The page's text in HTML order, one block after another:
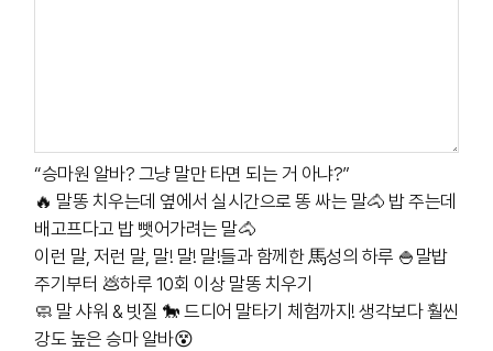
“승마원 알바? 그냥 말만 타면 되는 거 아냐?”
🔥 말똥 치우는데 옆에서 실시간으로 똥 싸는 말🐴 밥 주는데
배고프다고 밥 뺏어가려는 말🐴
이런 말, 저런 말, 말! 말! 말!들과 함께한 馬성의 하루 🍚말밥
주기부터 💩하루 10회 이상 말똥 치우기
🧼 말 샤워 & 빗질 🐎 드디어 말타기 체험까지! 생각보다 훨씬
강도 높은 승마 알바😵